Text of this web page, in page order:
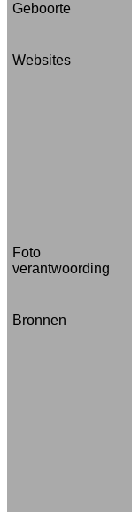
Geboorte
Websites
Foto
verantwoording
Bronnen